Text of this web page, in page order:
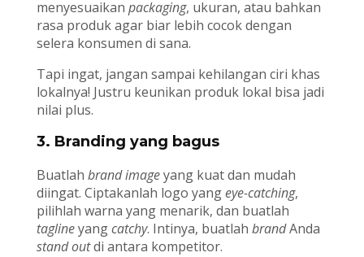
menyesuaikan packaging, ukuran, atau bahkan
rasa produk agar biar lebih cocok dengan
selera konsumen di sana.
Tapi ingat, jangan sampai kehilangan ciri khas
lokalnya! Justru keunikan produk lokal bisa jadi
nilai plus.
3. Branding yang bagus
Buatlah brand imageyang kuat dan mudah
diingat. Ciptakanlah logo yangeye-catching,
pilihlah warna yang menarik, dan buatlah
taglineyangcatchy. Intinya, buatlah brandAnda
stand outdi antara kompetitor.